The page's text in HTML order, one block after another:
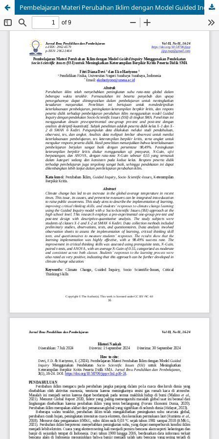
Pembelajaran Materi Perubahan Iklim dengan Model Guided Inquiry Menggunakan Pendekatan Socio Scientific Issues (SSI) untuk Meningkatkan Keterampilan Berpikir Kritis Peserta Didik SMA